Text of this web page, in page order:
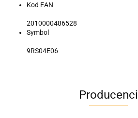
Kod EAN
2010000486528
Symbol
9RS04E06
Producenci